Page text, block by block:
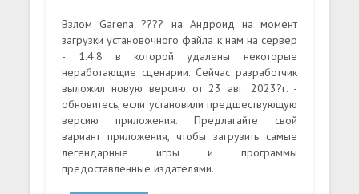
Взлом Garena ???? на Андроид на момент
загрузки установочного файла к нам на сервер
- 1.4.8 в которой удалены некоторые
неработающие сценарии. Сейчас разработчик
выложил новую версию от 23 авг. 2023?г. -
обновитесь, если установили предшествующую
версию приложения. Предлагайте свой
вариант приложения, чтобы загрузить самые
легендарные игры и программы
предоставленные издателями.